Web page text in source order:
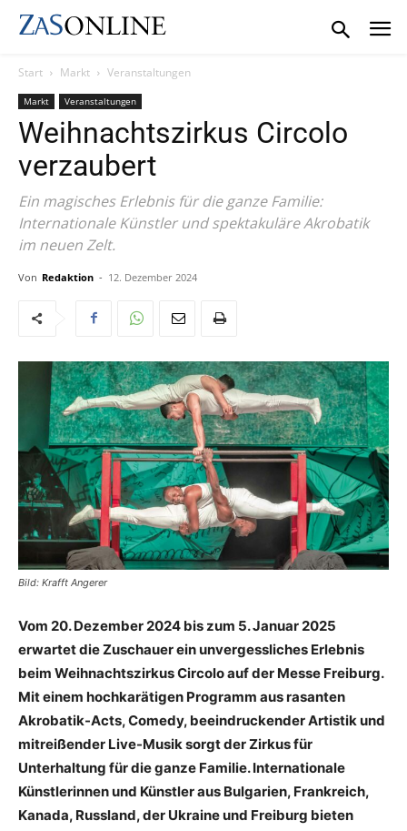
Start Markt Veranstaltungen
Markt Veranstaltungen
Weihnachtszirkus Circolo
verzaubert
Ein magisches Erlebnis für die ganze Familie:
Internationale Künstler und spektakuläre Akrobatik
im neuen Zelt.
Von Redaktion - 12. Dezember 2024
Bild: Krafft Angerer
Vom 20. Dezember 2024 bis zum 5. Januar 2025
erwartet die Zuschauer ein unvergessliches Erlebnis
beim Weihnachtszirkus Circolo auf der Messe Freiburg.
Mit einem hochkarätigen Programm aus rasanten
Akrobatik-Acts, Comedy, beeindruckender Artistik und
mitreißender Live-Musik sorgt der Zirkus für
Unterhaltung für die ganze Familie. Internationale
Künstlerinnen und Künstler aus Bulgarien, Frankreich,
Kanada, Russland, der Ukraine und Freiburg bieten